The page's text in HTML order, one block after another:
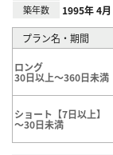
築年数 1995年 4
プラン名・期間
ロング
30日以上～360日未満
ショート【7日以上】
～30日未満